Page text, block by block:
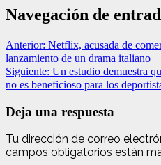
Navegación de
Anterior: Netflix, acusada de
lanzamiento de un drama italiano
Siguiente: Un estudio demuestra
no es beneficioso para los
Deja una respuesta
Tu dirección de correo
campos obligatorios están